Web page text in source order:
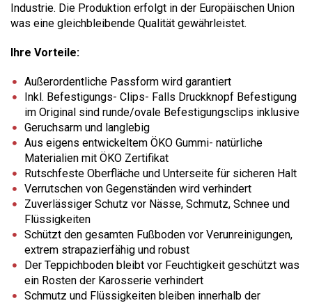
Industrie. Die Produktion erfolgt in der Europäischen Union
was eine gleichbleibende Qualität gewährleistet.
Ihre Vorteile:
Außerordentliche Passform wird garantiert
Inkl. Befestigungs- Clips- Falls Druckknopf Befestigung
im Original sind runde/ovale Befestigungsclips inklusive
Geruchsarm und langlebig
Aus eigens entwickeltem ÖKO Gummi- natürliche
Materialien mit ÖKO Zertifikat
Rutschfeste Oberfläche und Unterseite für sicheren Halt
Verrutschen von Gegenständen wird verhindert
Zuverlässiger Schutz vor Nässe, Schmutz, Schnee und
Flüssigkeiten
Schützt den gesamten Fußboden vor Verunreinigungen,
extrem strapazierfähig und robust
Der Teppichboden bleibt vor Feuchtigkeit geschützt was
ein Rosten der Karosserie verhindert
Schmutz und Flüssigkeiten bleiben innerhalb der